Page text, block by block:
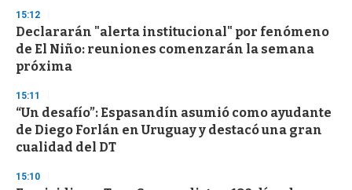
d
s
o
f
3
s
e
o
n
15:12
Declararán "alerta institucional" por fenómeno
de El Niño: reuniones comenzarán la semana
próxima
15:11
“Un desafío”: Espasandín asumió como ayudante
de Diego Forlán en Uruguay y destacó una gran
cualidad del DT
15:10